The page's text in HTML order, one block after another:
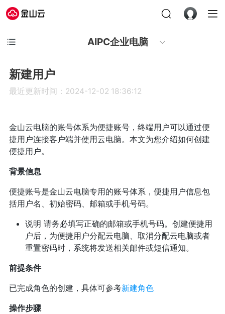
AIPC企业电脑
新建用户
最近更新时间：2024-12-02 18:36:12
金山云电脑的账号体系为便捷账号，终端用户可以通过便
捷用户连接客户端并使用云电脑。本文为您介绍如何创建
便捷用户。
背景信息
便捷账号是金山云电脑专用的账号体系，便捷用户信息包
括用户名、初始密码、邮箱或手机号码。
说明 请务必填写正确的邮箱或手机号码。创建便捷用
户后，为便捷用户分配云电脑、取消分配云电脑或者
重置密码时，系统将发送相关邮件或短信通知。
前提条件
已完成角色的创建，具体可参考新建角色
操作步骤